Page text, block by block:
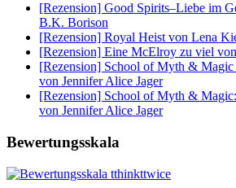
[Rezension] Good Spirits–Liebe im
B.K. Borison
[Rezension] Royal Heist von Lena
[Rezension] Eine McElroy zu viel
[Rezension] School of Myth &
von Jennifer Alice Jager
[Rezension] School of Myth &
von Jennifer Alice Jager
Bewertungsskala